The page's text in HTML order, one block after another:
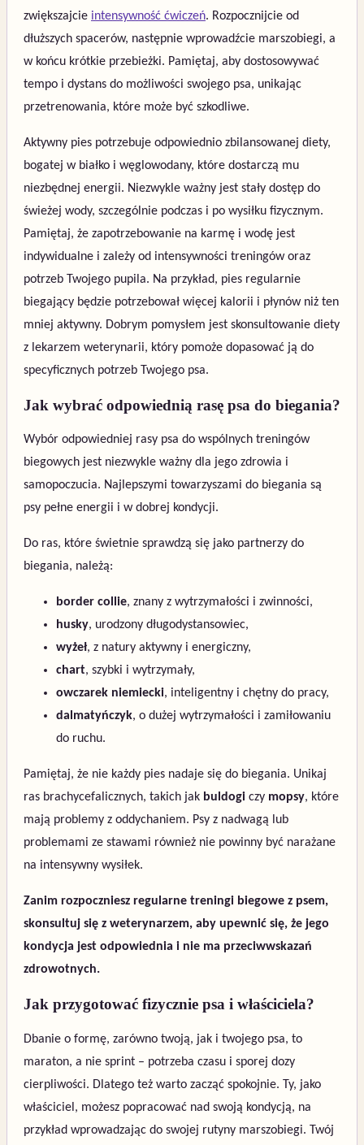
zwiększajcie intensywność ćwiczeń. Rozpocznijcie od
dłuższych spacerów, następnie wprowadźcie marszobiegi, a
w końcu krótkie przebieżki. Pamiętaj, aby dostosowywać
tempo i dystans do możliwości swojego psa, unikając
przetrenowania, które może być szkodliwe.
Aktywny pies potrzebuje odpowiednio zbilansowanej diety,
bogatej w białko i węglowodany, które dostarczą mu
niezbędnej energii. Niezwykle ważny jest stały dostęp do
świeżej wody, szczególnie podczas i po wysiłku fizycznym.
Pamiętaj, że zapotrzebowanie na karmę i wodę jest
indywidualne i zależy od intensywności treningów oraz
potrzeb Twojego pupila. Na przykład, pies regularnie
biegający będzie potrzebował więcej kalorii i płynów niż ten
mniej aktywny. Dobrym pomysłem jest skonsultowanie diety
z lekarzem weterynarii, który pomoże dopasować ją do
specyficznych potrzeb Twojego psa.
Jak wybrać odpowiednią rasę psa do biegania?
Wybór odpowiedniej rasy psa do wspólnych treningów
biegowych jest niezwykle ważny dla jego zdrowia i
samopoczucia. Najlepszymi towarzyszami do biegania są
psy pełne energii i w dobrej kondycji.
Do ras, które świetnie sprawdzą się jako partnerzy do
biegania, należą:
border collie, znany z wytrzymałości i zwinności,
husky, urodzony długodystansowiec,
wyżeł, z natury aktywny i energiczny,
chart, szybki i wytrzymały,
owczarek niemiecki, inteligentny i chętny do pracy,
dalmatyńczyk, o dużej wytrzymałości i zamiłowaniu
do ruchu.
Pamiętaj, że nie każdy pies nadaje się do biegania. Unikaj
ras brachycefalicznych, takich jak buldogi czy mopsy, które
mają problemy z oddychaniem. Psy z nadwagą lub
problemami ze stawami również nie powinny być narażane
na intensywny wysiłek.
Zanim rozpoczniesz regularne treningi biegowe z psem,
skonsultuj się z weterynarzem, aby upewnić się, że jego
kondycja jest odpowiednia i nie ma przeciwwskazań
zdrowotnych.
Jak przygotować fizycznie psa i właściciela?
Dbanie o formę, zarówno twoją, jak i twojego psa, to
maraton, a nie sprint – potrzeba czasu i sporej dozy
cierpliwości. Dlatego też warto zacząć spokojnie. Ty, jako
właściciel, możesz popracować nad swoją kondycją, na
przykład wprowadzając do swojej rutyny marszobiegi. Twój